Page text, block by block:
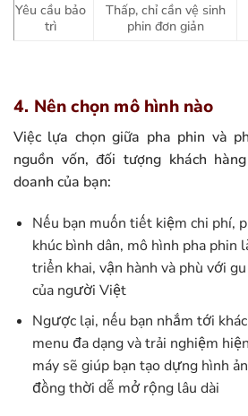
Yêu cầu bảo
trì
Thấp, chỉ cần vệ sinh
phin đơn giản
4. Nên chọn mô hình nào
Việc lựa chọn giữa pha phin và
nguồn vốn, đối tượng khách
doanh của bạn:
Nếu bạn muốn tiết kiệm chi phí,
khúc bình dân, mô hình pha phin
triển khai, vận hành và phù với
của người Việt
Ngược lại, nếu bạn nhắm tới
menu đa dạng và trải nghiệm
máy sẽ giúp bạn tạo dựng hình
đồng thời dễ mở rộng lâu dài